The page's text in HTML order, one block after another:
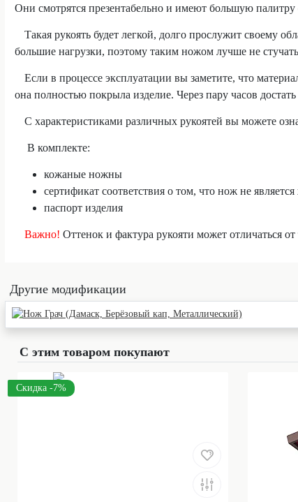
Они смотрятся презентабельно и имеют большую
Такая рукоять будет легкой, долго прослужит своему
большие нагрузки, поэтому таким ножом лучше не
Если в процессе эксплуатации вы заметите, что
она полностью покрыла изделие. Через пару часов
С характеристиками различных рукоятей вы можете
В комплекте:
кожаные ножны
сертификат соответствия о том, что нож не
паспорт изделия
Важно! Оттенок и фактура рукояти может отличаться
Другие модификации
С этим товаром покупают
Скидка -7%